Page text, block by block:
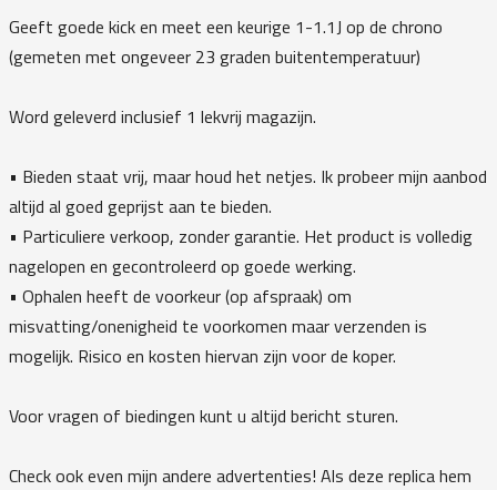
Geeft goede kick en meet een keurige 1-1.1J op de chrono
(gemeten met ongeveer 23 graden buitentemperatuur)
Word geleverd inclusief 1 lekvrij magazijn.
• Bieden staat vrij, maar houd het netjes. Ik probeer mijn aanbod
altijd al goed geprijst aan te bieden.
• Particuliere verkoop, zonder garantie. Het product is volledig
nagelopen en gecontroleerd op goede werking.
• Ophalen heeft de voorkeur (op afspraak) om
misvatting/onenigheid te voorkomen maar verzenden is
mogelijk. Risico en kosten hiervan zijn voor de koper.
Voor vragen of biedingen kunt u altijd bericht sturen.
Check ook even mijn andere advertenties! Als deze replica hem